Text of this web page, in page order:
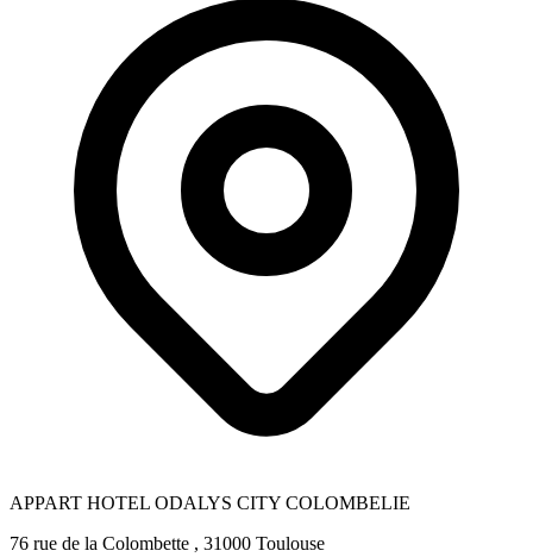
APPART HOTEL ODALYS CITY COLOMBELIE
76 rue de la Colombette , 31000 Toulouse